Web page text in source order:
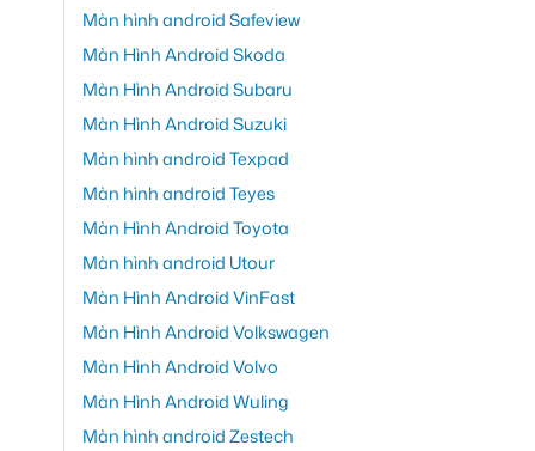
Màn hình android Safeview
Màn Hình Android Skoda
Màn Hình Android Subaru
Màn Hình Android Suzuki
Màn hình android Texpad
Màn hình android Teyes
Màn Hình Android Toyota
Màn hình android Utour
Màn Hình Android VinFast
Màn Hình Android Volkswagen
Màn Hình Android Volvo
Màn Hình Android Wuling
Màn hình android Zestech